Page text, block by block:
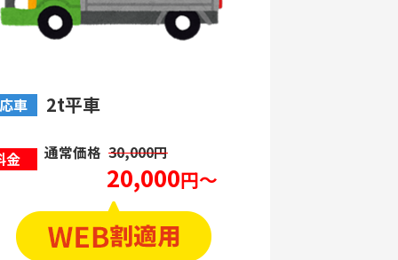
車 2t平車
金 通常価格 30,000円
20,000円～